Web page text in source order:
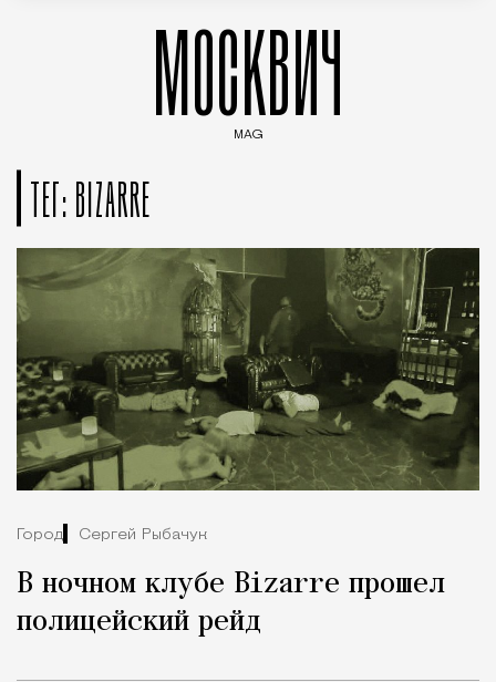
МОСКВИЧ
MAG
ТЕГ: BIZARRE
Город Сергей Рыбачук
В ночном клубе Bizarre прошел
полицейский рейд